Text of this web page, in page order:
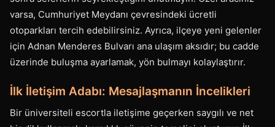
varsa, Cumhuriyet Meydanı çevresindeki ücretli
otoparkları tercih edebilirsiniz. Ayrıca, ilçeye yeni gelenler
için Adnan Menderes Bulvarı ana ulaşım aksıdır; bu cadde
üzerinde buluşma ayarlamak, yön bulmayı kolaylaştırır.
İlk İletişim Adabı: Mesajlaşmanın İncelikleri
Bir üniversiteli escortla iletişime geçerken saygılı ve net